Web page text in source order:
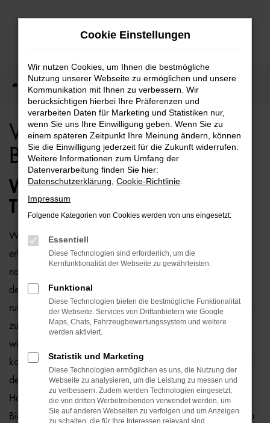
Zum
Startseite Bielefeld VW VW T6 Caravelle für Bielefeld Top Angebote
VW T6 Caravelle für
Bielefeld Top Angebote
WIE WÄRE ES MIT EINEM VW
T6 CARAVELLE FÜR BIELEFELD?
Wer zu uns und damit zur Auto-Familie Ostermaier kommt,
erhält viele Vorschläge rund um die Mobilität. Das gilt
natürlich auch für Bielefeld und Umgebung, wo wir gerne
den VW T6 Caravelle empfehlen. Die Rede ist von einem
rundum bewährten und zuverlässigen Fahrzeug, das perfekt
zu nahezu jedem Anspruch in Bielefeld passt. Gerne lassen
wir Sie bei uns vor Ort einsteigen oder übernehmen die
komplette Beratung auf digitalem Weg. Der Vorteil liegt auf
der Hand, denn so erhalten Sie Ihren VW T6 Caravelle frei
Haus und erfreuen sich an der direkten Lieferung nach
Bielefeld ohne für den Autokauf Ihre eigenen vier Wände zu
Cookie Einstellungen
Wir nutzen Cookies, um Ihnen die bestmögliche
Nutzung unserer Webseite zu ermöglichen und unsere
Kommunikation mit Ihnen zu verbessern. Wir
berücksichtigen hierbei Ihre Präferenzen und
verarbeiten Daten für Marketing und Statistiken nur,
wenn Sie uns Ihre Einwilligung geben. Wenn Sie zu
einem späteren Zeitpunkt Ihre Meinung ändern, können
Sie die Einwilligung jederzeit für die Zukunft widerrufen.
Weitere Informationen zum Umfang der
Datenverarbeitung finden Sie hier:
Datenschutzerklärung Cookie-Richtlinie
Impressum
Folgende Kategorien von Cookies werden von uns eingesetzt:
Essentiell
Diese Technologien sind erforderlich, um die
Kernfunktionalität der Webseite zu gewährleisten.
Funktional
Diese Technologien bieten die bestmögliche Funktionalität
der Webseite. Services von Drittanbietern wie Google
Maps, Chats, Fahrzeugbewertungssystem und weitere
werden aktiviert.
Statistik und Marketing
Diese Technologien ermöglichen es uns, die Nutzung der
Webseite zu analysieren, um die Leistung zu messen und
zu verbessern. Zudem werden Technologien eingesetzt,
die von dritten Werbetreibenden verwendet werden, um
Sie auf anderen Webseiten zu verfolgen und um Anzeigen
zu schalten, die für Ihre Interessen relevant sind.